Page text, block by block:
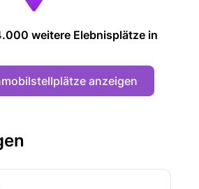
weitere Elebnisplätze in
anzeigen